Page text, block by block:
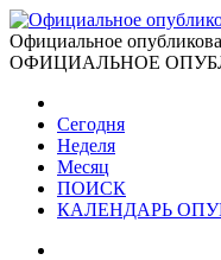
Официальное
ОФИЦИАЛЬНОЕ
Сегодня
Неделя
Месяц
ПОИСК
КАЛЕНДАРЬ